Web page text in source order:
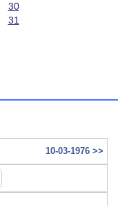
30
31
10-03-1976 >>